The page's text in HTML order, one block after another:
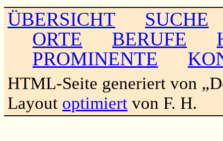
ÜBERSICHT
SUCHE
ORTE
BERUFE
PROMINENTE
HTML-Seite generiert von
Layout optimiert von F. H.